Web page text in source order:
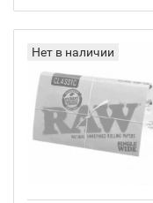
Нет в наличии